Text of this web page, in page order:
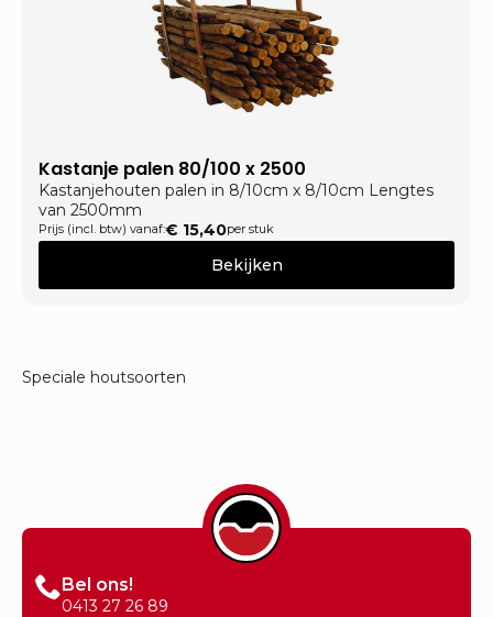
Kastanje palen 80/100 x 2500
Kastanjehouten palen in 8/10cm x 8/10cm Lengtes
van 2500mm
Prijs (incl. btw) vanaf:€ 15,40per stuk
Bekijken
Speciale houtsoorten
Bel ons!
0413 27 26 89